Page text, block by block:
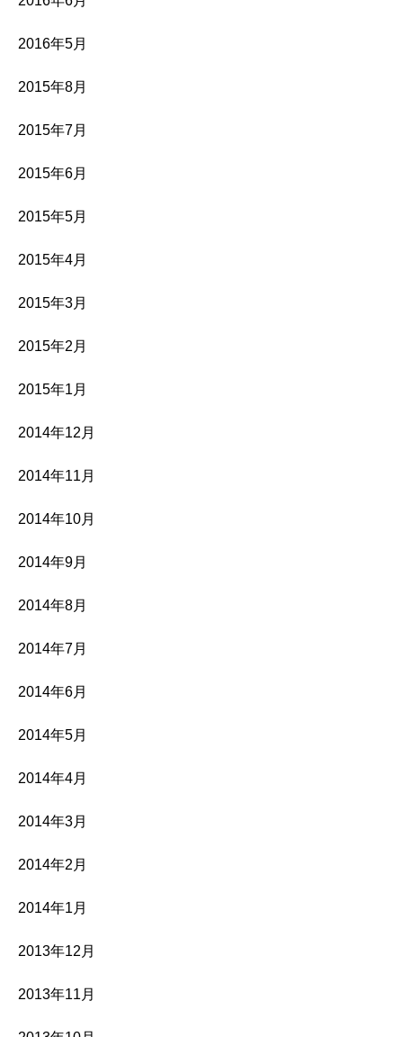
2016年5月
2015年8月
2015年7月
2015年6月
2015年5月
2015年4月
2015年3月
2015年2月
2015年1月
2014年12月
2014年11月
2014年10月
2014年9月
2014年8月
2014年7月
2014年6月
2014年5月
2014年4月
2014年3月
2014年2月
2014年1月
2013年12月
2013年11月